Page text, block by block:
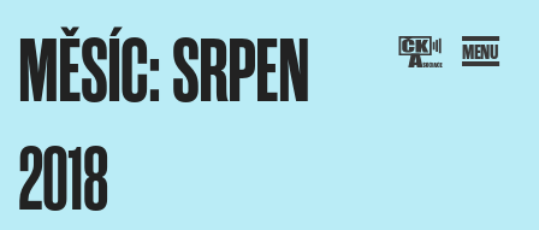
obsahu
ČESKÝCH KAMERAMANŮ
portál Asociace českých kameramanů
MĚSÍC:SRPEN
2018